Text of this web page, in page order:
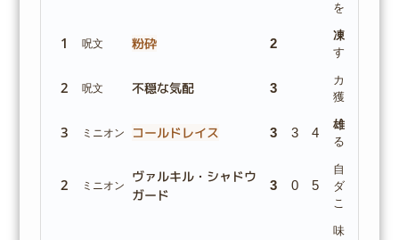
を受ける。
1 呪文 粉砕 2
凍結
する。
2 呪文 不穏な気配 3
カードを3
獲得する。
3 ミニオン コールドレイス 3 3 4
雄叫び:
る場合 カー
2 ミニオン
ヴァルキル・シャドウ
ガード
3 0 5
自分のター
ダムな敵の
このミニオ
味方のミニ